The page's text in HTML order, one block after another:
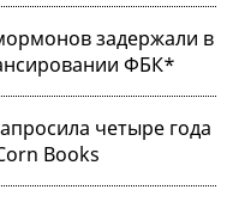
задержали в
ФБК*
четыре года
Books